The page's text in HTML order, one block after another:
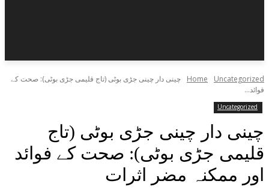
Home Uncategorized
چینی دار چینی جڑی بوٹی (تاج قلیمی جڑی بوٹی): صحت کے
فوائد...
Uncategorized
چینی دار چینی جڑی بوٹی (تاج
قلیمی جڑی بوٹی): صحت کے فوائد
اور ممکنہ مضر اثرات